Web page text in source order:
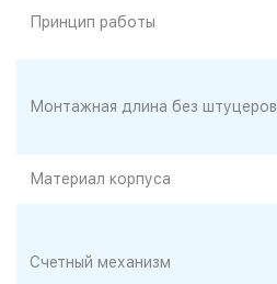
Принцип работы
Монтажная длина без штуцеров
Материал корпуса
Счетный механизм